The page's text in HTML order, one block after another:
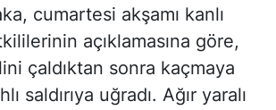
cumartesi akşamı kanlı
açıklamasına göre,
çaldıktan sonra kaçmaya
saldırıya uğradı. Ağır yaralı